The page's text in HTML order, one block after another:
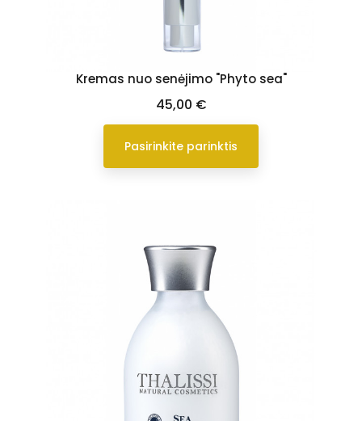
Kremas nuo senėjimo "Phyto sea"
Kaina
45,00 €
Pasirinkite parinktis